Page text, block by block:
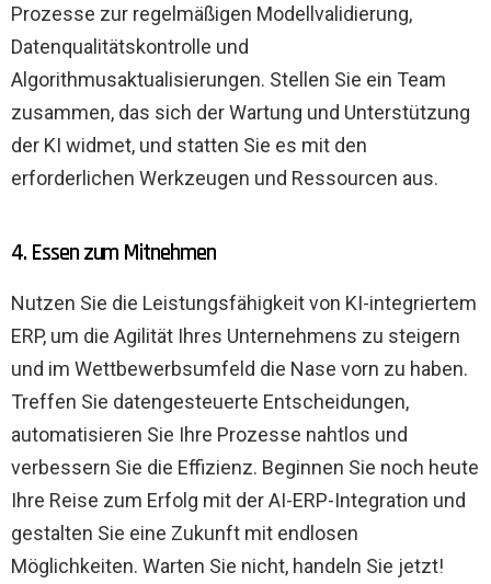
Prozesse zur regelmäßigen Modellvalidierung,
Datenqualitätskontrolle und
Algorithmusaktualisierungen. Stellen Sie ein Team
zusammen, das sich der Wartung und Unterstützung
der KI widmet, und statten Sie es mit den
erforderlichen Werkzeugen und Ressourcen aus.
4. Essen zum Mitnehmen
Nutzen Sie die Leistungsfähigkeit von KI-integriertem
ERP, um die Agilität Ihres Unternehmens zu steigern
und im Wettbewerbsumfeld die Nase vorn zu haben.
Treffen Sie datengesteuerte Entscheidungen,
automatisieren Sie Ihre Prozesse nahtlos und
verbessern Sie die Effizienz. Beginnen Sie noch heute
Ihre Reise zum Erfolg mit der AI-ERP-Integration und
gestalten Sie eine Zukunft mit endlosen
Möglichkeiten. Warten Sie nicht, handeln Sie jetzt!